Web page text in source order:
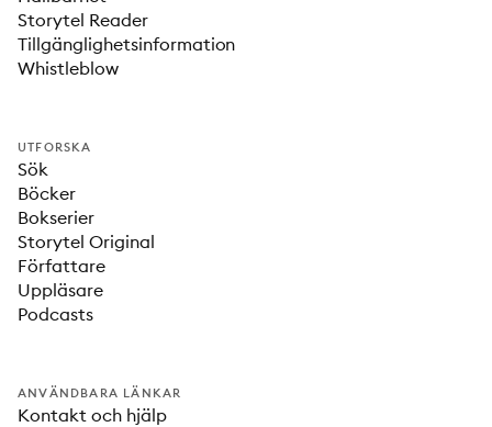
Storytel Reader
Tillgänglighetsinformation
Whistleblow
UTFORSKA
Sök
Böcker
Bokserier
Storytel Original
Författare
Uppläsare
Podcasts
ANVÄNDBARA LÄNKAR
Kontakt och hjälp